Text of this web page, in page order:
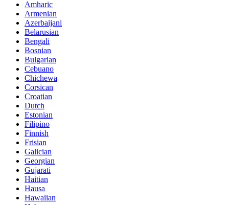
Amharic
Armenian
Azerbaijani
Belarusian
Bengali
Bosnian
Bulgarian
Cebuano
Chichewa
Corsican
Croatian
Dutch
Estonian
Filipino
Finnish
Frisian
Galician
Georgian
Gujarati
Haitian
Hausa
Hawaiian